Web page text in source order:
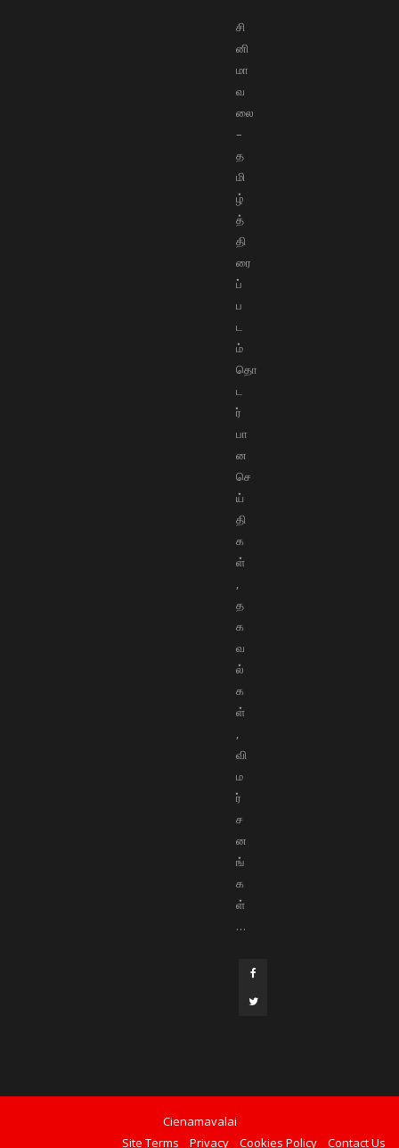
சி
னி
மா
வ
லை
–
த
மி
ழ்
த்
தி
ரை
ப்
ப
ட
ம்
தொ
ட
ர்
பா
ன
செ
ய்
தி
க
ள்
,
த
க
வ
ல்
க
ள்
,
வி
ம
ர்
ச
ன
ங்
க
ள்
…
Cienamavalai
Site Terms
Privacy Cookies Policy Contact Us